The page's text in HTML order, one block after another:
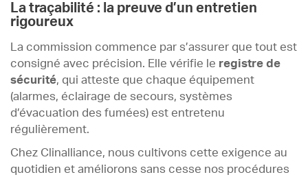
La traçabilité : la preuve d’un entretien
rigoureux
La commission commence par s’assurer que tout est
consigné avec précision. Elle vérifie le registre de
sécurité, qui atteste que chaque équipement
(alarmes, éclairage de secours, systèmes
d’évacuation des fumées) est entretenu
régulièrement.
Chez Clinalliance, nous cultivons cette exigence au
quotidien et améliorons sans cesse nos procédures